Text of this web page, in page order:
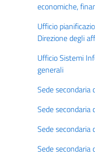
economiche,
Ufficio
Direzione degli
Ufficio Sistemi
generali
Sede secondaria
Sede secondaria
Sede secondaria
Sede secondaria